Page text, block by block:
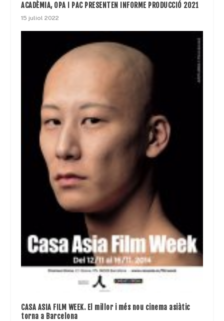
ACADÈMIA, OPA I PAC PRESENTEN INFORME PRODUCCIÓ 2021
15 juliol 2022
CASA ASIA FILM WEEK. El millor i més nou cinema asiàtic
torna a Barcelona